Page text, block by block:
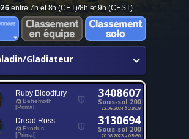
entre 7h et 8h (CET)/8h et 9h (CEST)
Gladiateur
Ruby Bloodfury
Behemoth
[Primal]
3408607
Sous-sol 200
12.06.2024 à 21h09
Dread Ross
Exodus
[Primal]
3130694
Sous-sol 200
20.08.2023 à 02h50